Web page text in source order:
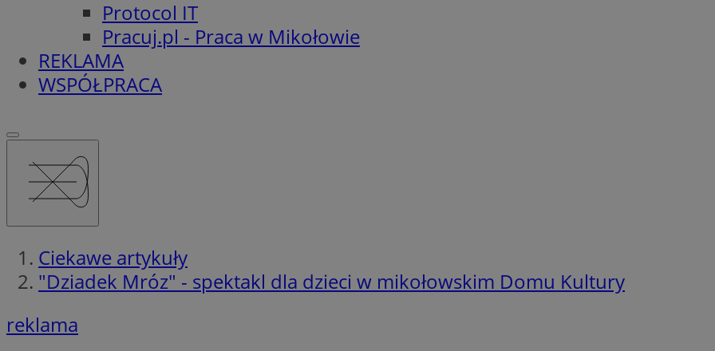
Protocol IT
Pracuj.pl - Praca w Mikołowie
REKLAMA
WSPÓŁPRACA
Ciekawe artykuły
"Dziadek Mróz" - spektakl dla dzieci w mikołowskim Domu Kultury
reklama